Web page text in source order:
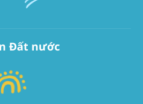
Đất nước